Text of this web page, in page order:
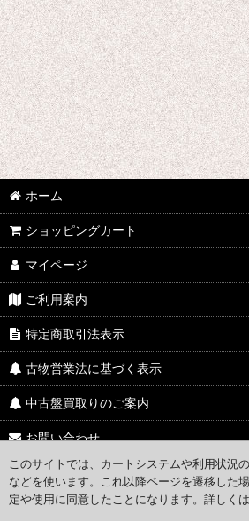
並び順:
絞り込む
ホーム
ショッピングカート
マイページ
ご利用案内
特定商取引法表示
古物営業法に基づく表示
中古盤買取りのご案内
お問い合わせ
Access Map
このサイトでは、カートシステムや利用状況
などを使います。これ以降ページを遷移した
定や使用に同意したことになります。詳しくは